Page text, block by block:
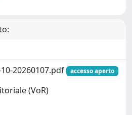
20260107.pdf
accesso aperto
(VoR)